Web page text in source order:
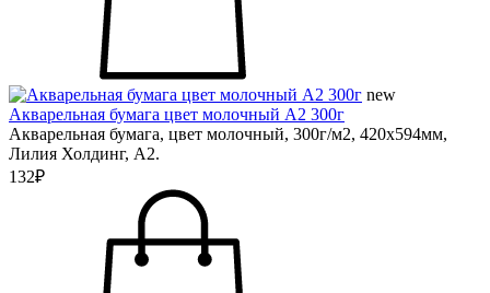
new
Акварельная бумага цвет молочный А2 300г
Акварельная бумага, цвет молочный, 300г/м2, 420х594мм,
Лилия Холдинг, А2.
132₽